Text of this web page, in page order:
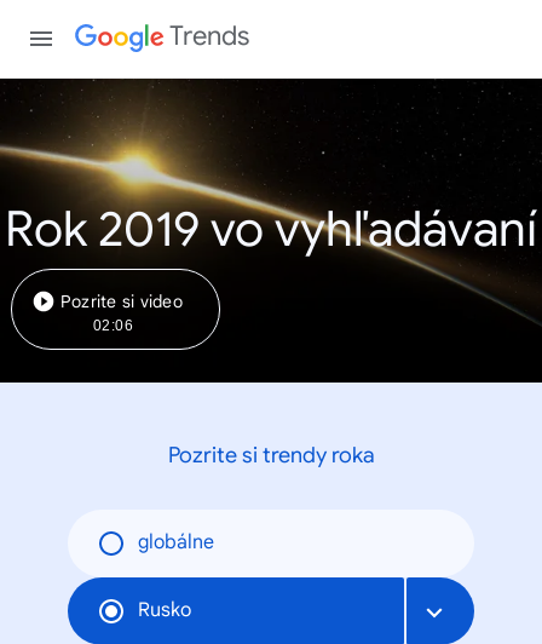
Trends
Rok 2019 vo vyhľadávaní
Pozrite si video
02:06
Pozrite si trendy roka
globálne
Rusko